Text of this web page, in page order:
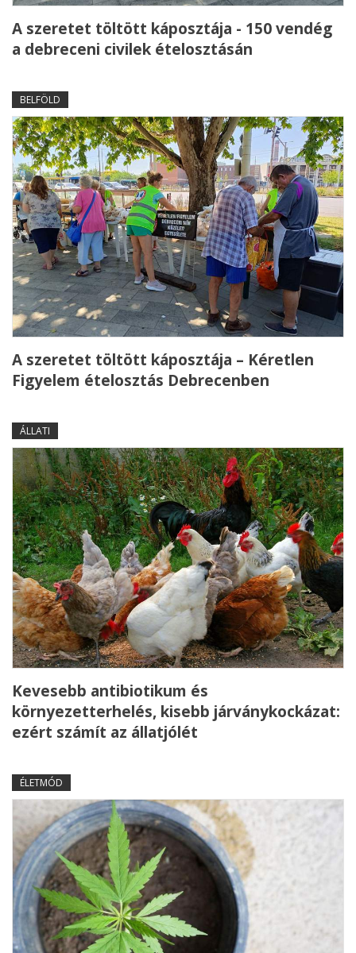
A szeretet töltött káposztája - 150 vendég
a debreceni civilek ételosztásán
BELFÖLD
A szeretet töltött káposztája – Kéretlen
Figyelem ételosztás Debrecenben
ÁLLATI
Kevesebb antibiotikum és
környezetterhelés, kisebb járványkockázat:
ezért számít az állatjólét
ÉLETMÓD